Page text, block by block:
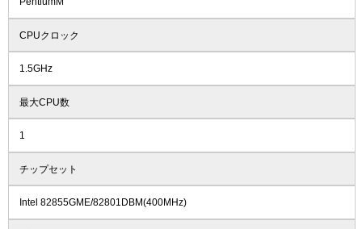
CPUクロック
1.5GHz
最大CPU数
1
チップセット
Intel 82855GME/82801DBM(400MHz)